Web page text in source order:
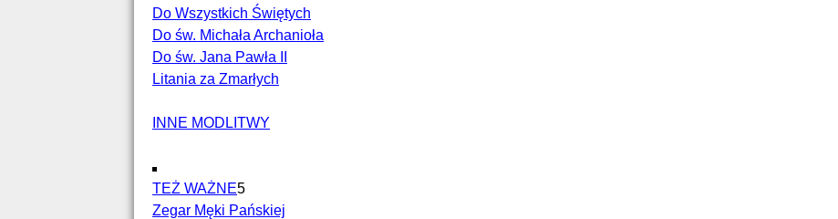
Do Wszystkich Świętych
Do św. Michała Archanioła
Do św. Jana Pawła II
Litania za Zmarłych
INNE MODLITWY
TEŻ WAŻNE5
Zegar Męki Pańskiej